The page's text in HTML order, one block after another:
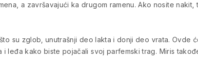
a završavajući ka drugom ramenu. Ako nosite nakit,
su zglob, unutrašnji deo lakta i donji deo vrata. Ovde
leđa kako biste pojačali svoj parfemski trag. Miris